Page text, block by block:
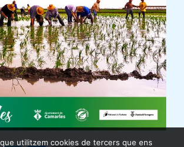
utilitzem cookies de tercers que ens